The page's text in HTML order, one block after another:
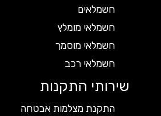
חשמלאים
חשמלאי מומלץ
חשמלאי מוסמך
חשמלאי רכב
שירותי התקנות
התקנת מצלמות אבטחה